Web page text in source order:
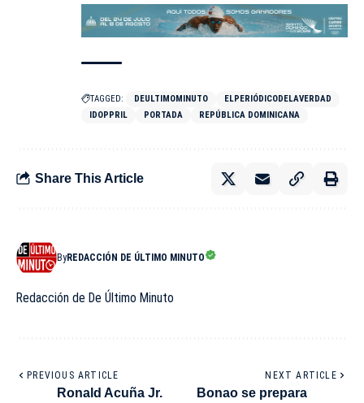
TAGGED: DEULTIMOMINUTO
ELPERIÓDICODELAVERDAD
IDOPPRIL
PORTADA REPÚBLICA DOMINICANA
Share This Article
ByREDACCIÓN DE ÚLTIMO MINUTO
Redacción de De Último Minuto
PREVIOUS ARTICLE
Ronald Acuña Jr.
NEXT ARTICLE
Bonao se prepara